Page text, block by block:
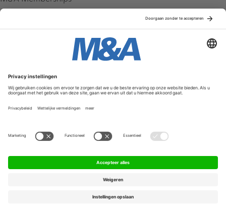
Service & Contact
Contact
FAQ
Werken bij ons
Algemene Voorwaarden